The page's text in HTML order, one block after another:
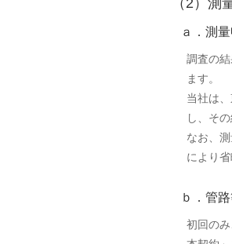
ａ．測
調査の
ます。
当社は
し、そ
なお、
により
ｂ．管
初回の